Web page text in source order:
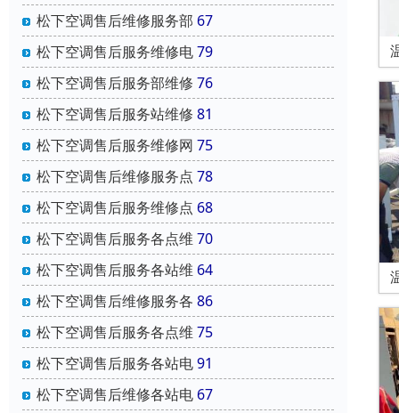
松下空调售后维修服务部 67
松下空调售后服务维修电79
松下空调售后服务部维修 76
松下空调售后服务站维修 81
松下空调售后服务维修网 75
松下空调售后维修服务点 78
松下空调售后服务维修点 68
松下空调售后服务各点维 70
松下空调售后服务各站维 64
松下空调售后维修服务各 86
松下空调售后服务各点维 75
松下空调售后服务各站电91
松下空调售后维修各站电 67